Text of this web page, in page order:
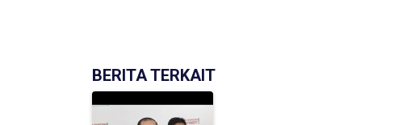
BERITA TERKAIT